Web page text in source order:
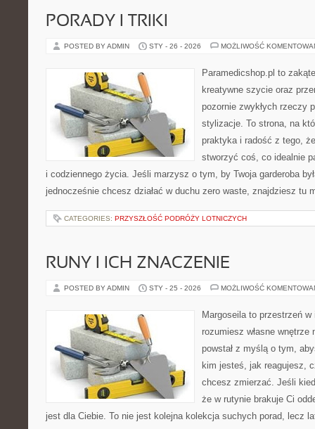
PORADY I TRIKI
POSTED BY ADMIN STY - 26 - 2026 MOŻLIWOŚĆ
Paramedicshop.pl to
kreatywne szycie oraz
pozornie zwykłych rzeczy
stylizacje. To strona, na
praktyka i radość z tego,
stworzyć coś, co idealnie
i codziennego życia. Jeśli marzysz o tym, by Twoja garderoba
jednocześnie chcesz działać w duchu zero waste, znajdziesz tu
CATEGORIES: PRZYSZŁOŚĆ PODRÓŻY LOTNICZYCH
RUNY I ICH ZNACZENIE
POSTED BY ADMIN STY - 25 - 2026 MOŻLIWOŚĆ
Margoseila to przestrzeń
rozumiesz własne
powstał z myślą o tym,
kim jesteś, jak reagujesz,
chcesz zmierzać. Jeśli
że w rutynie brakuje Ci
jest dla Ciebie. To nie jest kolejna kolekcja suchych porad, lecz